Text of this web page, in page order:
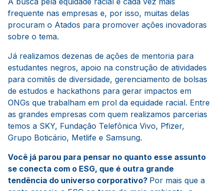
frequente nas empresas e, por isso, muitas delas
procuram o Atados para promover ações inovadoras
sobre o tema.
Já realizamos dezenas de ações de mentoria para
estudantes negros, apoio na construção de atividades
para comitês de diversidade, gerenciamento de bolsas
de estudos e hackathons para gerar impactos em
ONGs que trabalham em prol da equidade racial. Entre
as grandes empresas com quem realizamos parcerias
temos a SKY, Fundação Telefônica Vivo, Pfizer,
Grupo Boticário, Metlife e Samsung.
Você já parou para pensar no quanto esse assunto
se conecta com o ESG, que é outra grande
tendência do universo corporativo? Por mais que a